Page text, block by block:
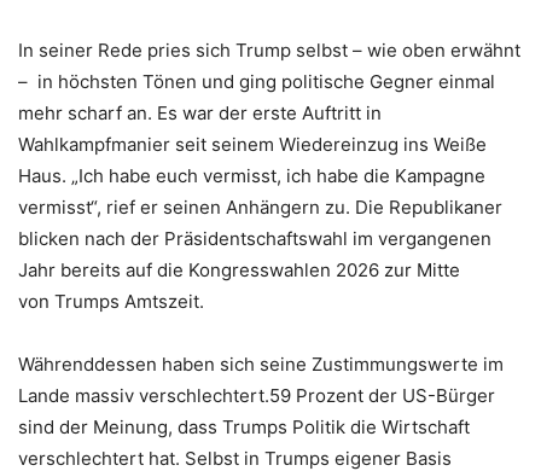
In seiner Rede pries sich Trump selbst – wie oben erwähnt
– in höchsten Tönen und ging politische Gegner einmal
mehr scharf an. Es war der erste Auftritt in
Wahlkampfmanier seit seinem Wiedereinzug ins Weiße
Haus. „Ich habe euch vermisst, ich habe die Kampagne
vermisst“, rief er seinen Anhängern zu. Die Republikaner
blicken nach der Präsidentschaftswahl im vergangenen
Jahr bereits auf die Kongresswahlen 2026 zur Mitte
von Trumps Amtszeit.
Währenddessen haben sich seine Zustimmungswerte im
Lande massiv verschlechtert.59 Prozent der US-Bürger
sind der Meinung, dass Trumps Politik die Wirtschaft
verschlechtert hat. Selbst in Trumps eigener Basis